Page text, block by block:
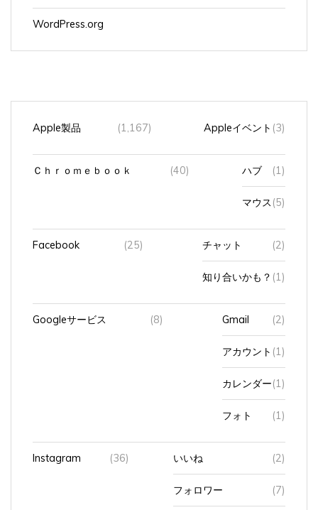
WordPress.org
Apple製品 (1,167) Appleイベント (3)
Ｃｈｒｏｍｅｂｏｏｋ (40) ハブ (1)
マウス (5)
Facebook (25) チャット (2)
知り合いかも？ (1)
Googleサービス (8) Gmail (2)
アカウント (1)
カレンダー (1)
フォト (1)
Instagram (36) いいね (2)
フォロワー (7)